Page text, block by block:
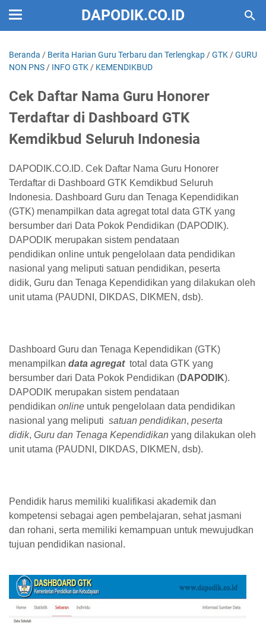
DAPODIK.CO.ID
Beranda / Berita Harian Guru Terbaru dan Terlengkap /GTK /GURU
NON PNS / INFO GTK / KEMENDIKBUD
Cek Daftar Nama Guru Honorer
Terdaftar di Dashboard GTK
Kemdikbud Seluruh Indonesia
DAPODIK.CO.ID. Cek Daftar Nama Guru Honorer
Terdaftar di Dashboard GTK Kemdikbud Seluruh
Indonesia. Dashboard Guru dan Tenaga Kependidikan
(GTK) menampilkan data agregattotal data GTK yang
bersumber dari Data Pokok Pendidikan (DAPODIK).
DAPODIK merupakan sistem pendataan
pendidikan online untuk pengelolaan data pendidikan
nasional yang meliputi satuan pendidikan, peserta
didik, Guru dan Tenaga Kependidikan yang dilakukan oleh
unit utama (PAUDNI, DIKDAS, DIKMEN, dsb).
Dashboard Guru dan Tenaga Kependidikan (GTK)
menampilkan data agregattotal data GTK yang
bersumber dari Data Pokok Pendidikan (DAPODIK).
DAPODIK merupakan sistem pendataan
pendidikan online untuk pengelolaan data pendidikan
nasional yang meliputi satuan pendidikan, peserta
didik, Guru dan Tenaga Kependidikan yang dilakukan oleh
unit utama (PAUDNI, DIKDAS, DIKMEN, dsb).
Pendidik harus memiliki kualifikasi akademik dan
kompetensi sebagai agen pembelajaran, sehat jasmani
dan rohani, serta memiliki kemampuan untuk mewujudkan
tujuan pendidikan nasional.